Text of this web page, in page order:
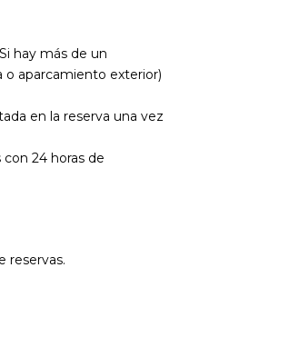
hay más de un
o aparcamiento exterior)
en la reserva una vez
24 horas de
reservas.